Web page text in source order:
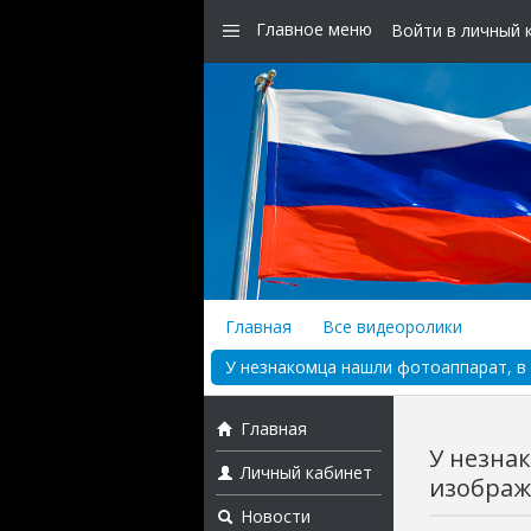
Главное меню Войти в личный
Главная
Все видеоролики
У незнакомца нашли фотоаппарат,
Главная
Личный кабинет
Новости
У